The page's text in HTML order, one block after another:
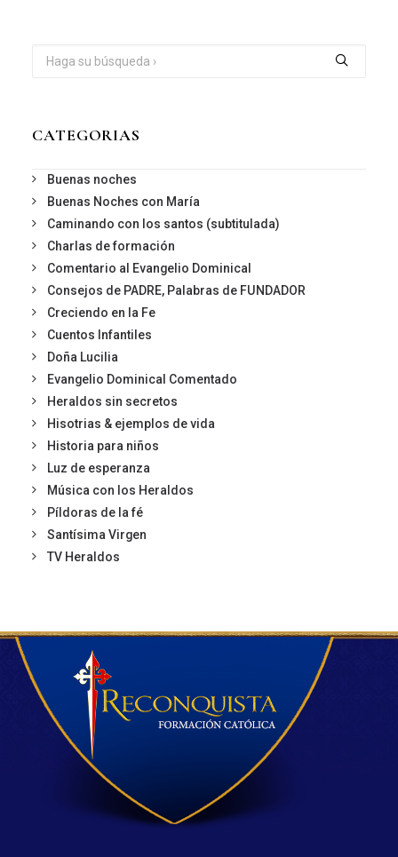
CATEGORIAS
Buenas noches
Buenas Noches con María
Caminando con los santos (subtitulada)
Charlas de formación
Comentario al Evangelio Dominical
Consejos de PADRE, Palabras de FUNDADOR
Creciendo en la Fe
Cuentos Infantiles
Doña Lucilia
Evangelio Dominical Comentado
Heraldos sin secretos
Hisotrias & ejemplos de vida
Historia para niños
Luz de esperanza
Música con los Heraldos
Píldoras de la fé
Santísima Virgen
TV Heraldos